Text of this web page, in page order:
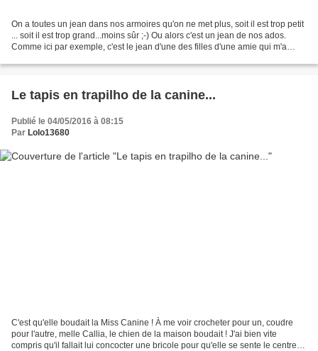
On a toutes un jean dans nos armoires qu'on ne met plus, soit il est trop petit
... soit il est trop grand...moins sûr ;-) Ou alors c'est un jean de nos ados.
Comme ici par exemple, c'est le jean d'une des filles d'une amie qui m'a
Le tapis en trapilho de la canine...
Publié le 04/05/2016 à 08:15
Par Lolo13680
C'est qu'elle boudait la Miss Canine ! À me voir crocheter pour un, coudre
pour l'autre, melle Callia, le chien de la maison boudait ! J'ai bien vite
compris qu'il fallait lui concocter une bricole pour qu'elle se sente le centre